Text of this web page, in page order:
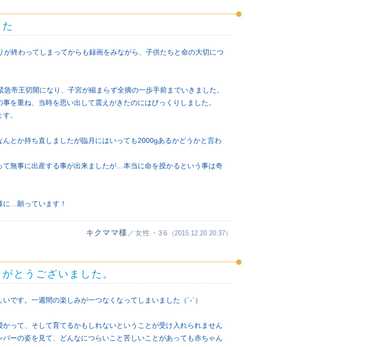
終わってしまってからも録画をみながら、子供たちと命の大切につ
帝王切開になり、子宮が縮まらず全摘の一歩手前までいきました。
を重ね、当時を思い出して震えがきたのにはびっくりしました。
。
とか持ち直しましたが臨月にはいっても2000gあるかどうかと言わ
無事に出産する事が出来ましたが…本当に命を授かるという事は奇
に…願っています！
キクママ様 ／女性・36 （2015.12.20 20:37）
とうございました。
です。一週間の楽しみが一つなくなってしまいました（´-`）
って、そして育てるかもしれないということが受け入れられません
ーの姿を見て、どんなにつらいこと苦しいことがあっても赤ちゃん